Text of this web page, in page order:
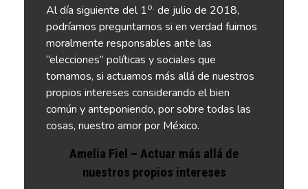
Al día siguiente del 1o. de julio de 2018,
podríamos preguntarnos si en verdad fuimos
moralmente responsables ante las
“elecciones” políticas y sociales que
tomamos, si actuamos más allá de nuestros
propios intereses considerando el bien
común y anteponiendo, por sobre todas las
cosas, nuestro amor por México.
Amelia Fiel – Actuar más allá de
nuestros propios intereses